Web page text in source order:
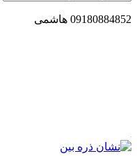
09180884852 هاشمی